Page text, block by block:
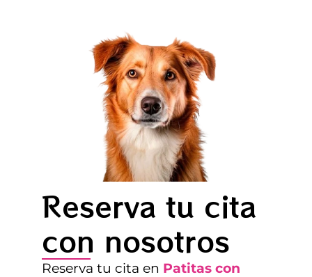
Reserva tu cita
con nosotros
Reserva tu cita en Patitas con